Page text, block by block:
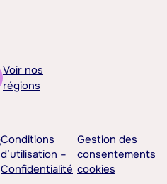
Voir nos
régions
Conditions
d’utilisation –
Confidentialité
Gestion des
consentements
cookies